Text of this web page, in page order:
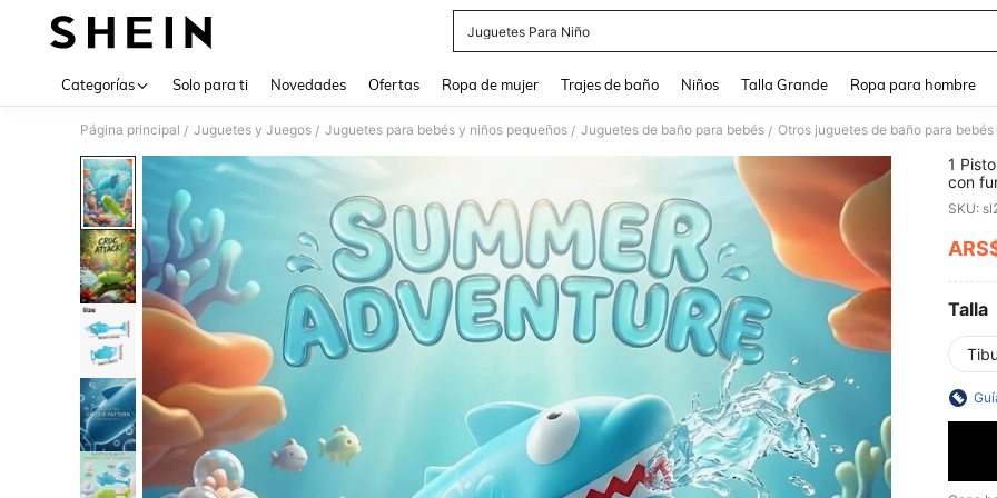
Juguetes Para Niño
Categorías Solo para ti Novedades Ofertas Ropa de mujer Trajes de baño Niños Talla Grande Ropa para hombre
Página principal / Juguetes y Juegos / Juguetes para bebés y niños pequeños / Juguetes de baño para bebés / Otros juguetes de baño para bebés
1
con
SKU:
Talla